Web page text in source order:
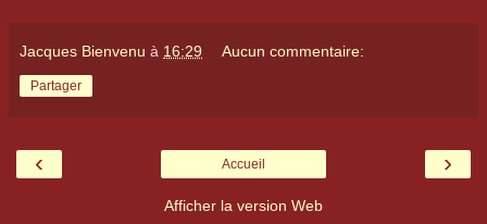
Jacques Bienvenu à 16:29 Aucun commentaire:
Partager
‹ ›
Accueil
Afficher la version Web